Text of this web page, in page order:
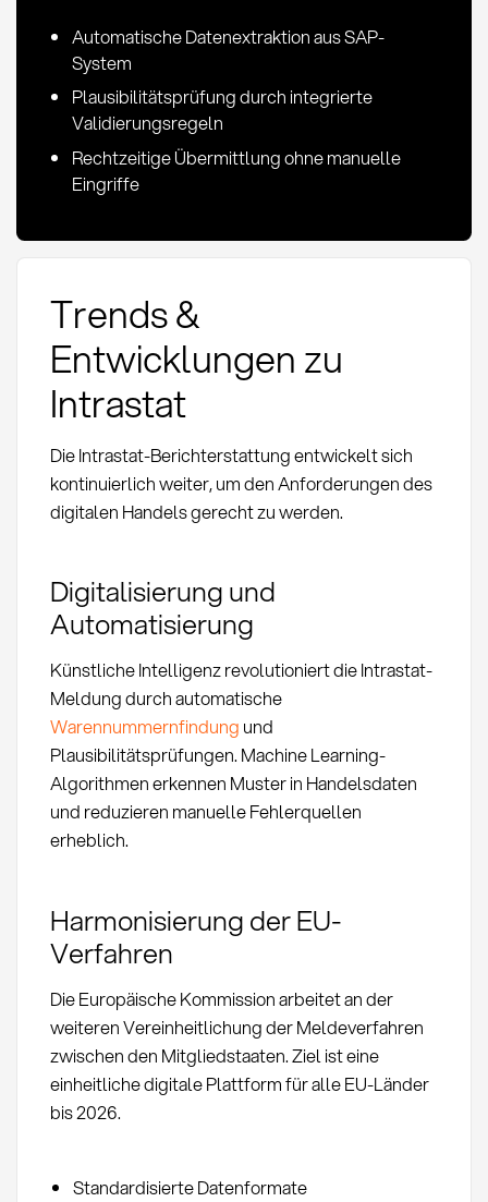
Automatische Datenextraktion aus SAP-
System
Plausibilitätsprüfung durch integrierte
Validierungsregeln
Rechtzeitige Übermittlung ohne manuelle
Eingriffe
Trends &
Entwicklungen zu
Intrastat
Die Intrastat-Berichterstattung entwickelt sich
kontinuierlich weiter, um den Anforderungen des
digitalen Handels gerecht zu werden.
Digitalisierung und
Automatisierung
Künstliche Intelligenz revolutioniert die Intrastat-
Meldung durch automatische
Warennummernfindung und
Plausibilitätsprüfungen. Machine Learning-
Algorithmen erkennen Muster in Handelsdaten
und reduzieren manuelle Fehlerquellen
erheblich.
Harmonisierung der EU-
Verfahren
Die Europäische Kommission arbeitet an der
weiteren Vereinheitlichung der Meldeverfahren
zwischen den Mitgliedstaaten. Ziel ist eine
einheitliche digitale Plattform für alle EU-Länder
bis 2026.
Standardisierte Datenformate